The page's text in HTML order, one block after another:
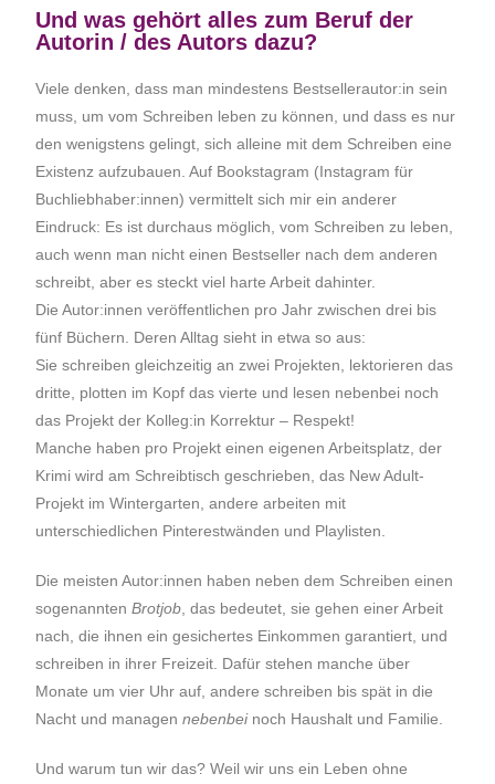
Und was gehört alles zum Beruf der
Autorin / des Autors dazu?
Viele denken, dass man mindestens Bestsellerautor:in sein
muss, um vom Schreiben leben zu können, und dass es nur
den wenigstens gelingt, sich alleine mit dem Schreiben eine
Existenz aufzubauen. Auf Bookstagram (Instagram für
Buchliebhaber:innen) vermittelt sich mir ein anderer
Eindruck: Es ist durchaus möglich, vom Schreiben zu leben,
auch wenn man nicht einen Bestseller nach dem anderen
schreibt, aber es steckt viel harte Arbeit dahinter.
Die Autor:innen veröffentlichen pro Jahr zwischen drei bis
fünf Büchern. Deren Alltag sieht in etwa so aus:
Sie schreiben gleichzeitig an zwei Projekten, lektorieren das
dritte, plotten im Kopf das vierte und lesen nebenbei noch
das Projekt der Kolleg:in Korrektur – Respekt!
Manche haben pro Projekt einen eigenen Arbeitsplatz, der
Krimi wird am Schreibtisch geschrieben, das New Adult-
Projekt im Wintergarten, andere arbeiten mit
unterschiedlichen Pinterestwänden und Playlisten.
Die meisten Autor:innen haben neben dem Schreiben einen
sogenanntenBrotjob , das bedeutet, sie gehen einer Arbeit
nach, die ihnen ein gesichertes Einkommen garantiert, und
schreiben in ihrer Freizeit. Dafür stehen manche über
Monate um vier Uhr auf, andere schreiben bis spät in die
Nacht und managennebenbeinoch Haushalt und Familie.
Und warum tun wir das? Weil wir uns ein Leben ohne